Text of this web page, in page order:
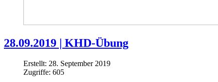
28.09.2019 | KHD-Übung
Erstellt: 28. September 2019
Zugriffe: 605